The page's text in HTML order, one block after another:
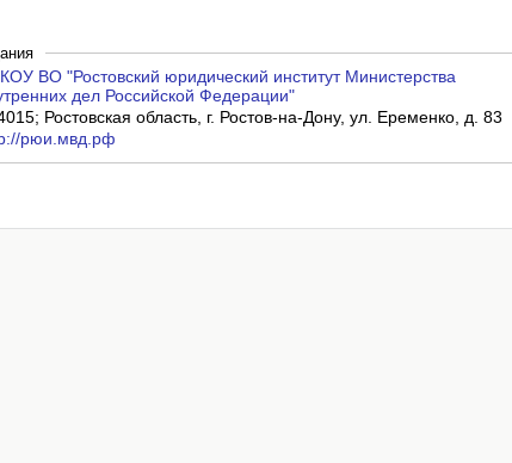
ВО "Ростовский юридический институт Министерства
дел Российской Федерации"
Ростовская область, г. Ростов-на-Дону, ул. Еременко, д. 83
рюи.мвд.рф